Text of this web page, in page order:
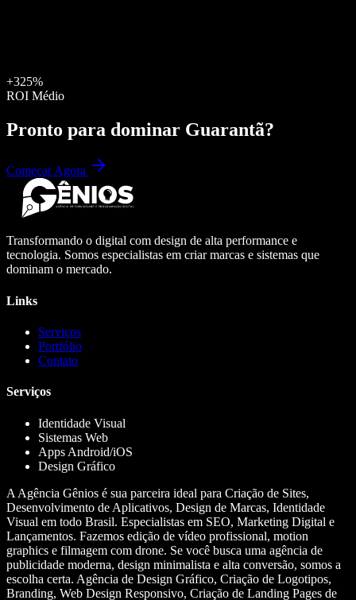
+325%
ROI Médio
Pronto para dominar Guarantã?
Começar Agora
Transformando o digital com design de alta performance e
tecnologia. Somos especialistas em criar marcas e sistemas que
dominam o mercado.
Links
Serviços
Portfólio
Contato
Serviços
Identidade Visual
Sistemas Web
Apps Android/iOS
Design Gráfico
A Agência Gênios é sua parceira ideal para Criação de Sites,
Desenvolvimento de Aplicativos, Design de Marcas, Identidade
Visual em todo Brasil. Especialistas em SEO, Marketing Digital e
Lançamentos. Fazemos edição de vídeo profissional, motion
graphics e filmagem com drone. Se você busca uma agência de
publicidade moderna, design minimalista e alta conversão, somos a
escolha certa. Agência de Design Gráfico, Criação de Logotipos,
Branding, Web Design Responsivo, Criação de Landing Pages de